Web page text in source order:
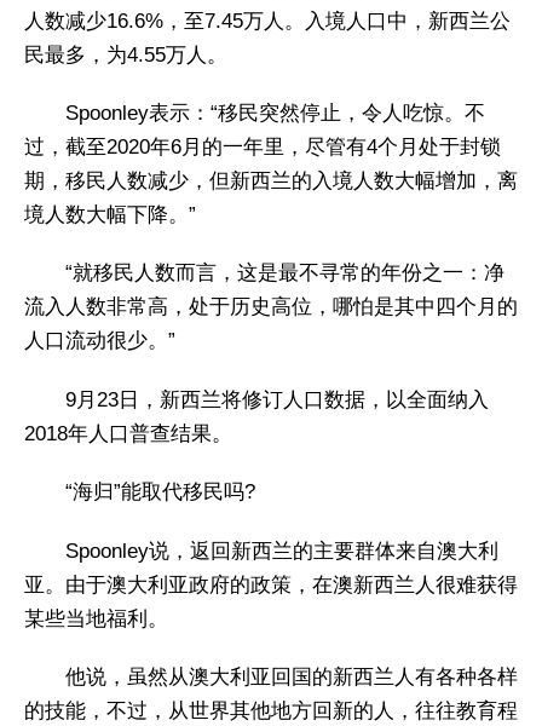
人数减少16.6%，至7.45万人。入境人口中，新西兰公
民最多，为4.55万人。
Spoonley表示：“移民突然停止，令人吃惊。不
过，截至2020年6月的一年里，尽管有4个月处于封锁
期，移民人数减少，但新西兰的入境人数大幅增加，离
境人数大幅下降。”
“就移民人数而言，这是最不寻常的年份之一：净
流入人数非常高，处于历史高位，哪怕是其中四个月的
人口流动很少。”
9月23日，新西兰将修订人口数据，以全面纳入
2018年人口普查结果。
“海归”能取代移民吗?
Spoonley说，返回新西兰的主要群体来自澳大利
亚。由于澳大利亚政府的政策，在澳新西兰人很难获得
某些当地福利。
他说，虽然从澳大利亚回国的新西兰人有各种各样
的技能，不过，从世界其他地方回新的人，往往教育程